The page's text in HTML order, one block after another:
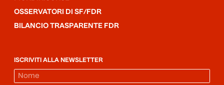
OSSERVATORI DI SF/FDR
BILANCIO TRASPARENTE FDR
ISCRIVITI ALLA NEWSLETTER